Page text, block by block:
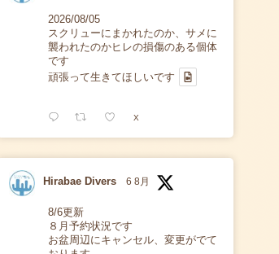
2026/08/05
スクリューにまかれたのか、サメに
襲われたのかヒレの損傷のある個体
です
頑張って生きてほしいです
X
Hirabae Divers 6 8月
8/6更新
８月予約状況です
お盆周辺にキャンセル、変更がでて